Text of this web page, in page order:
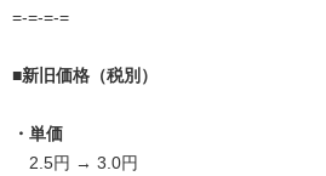
=-=-=-=
■新旧価格（税別）
・単価
2.5円 → 3.0円